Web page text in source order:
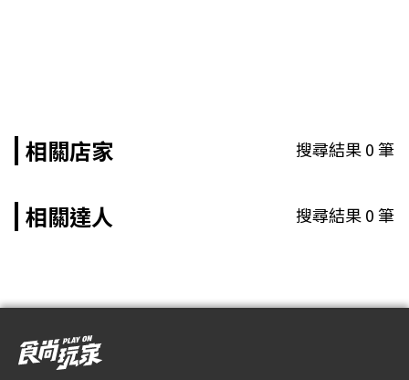
相關店家 搜尋結果0筆
相關達人 搜尋結果0筆